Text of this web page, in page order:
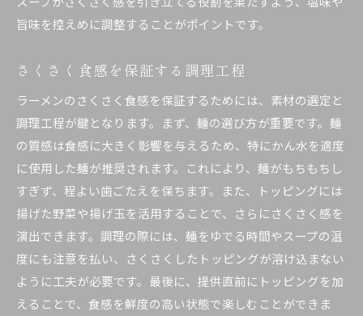
旨味を控えめに調整することがポイントです。
さくさく食感を保証する調理工程
ラーメンのさくさく食感を保証するためには、素材の選定と
調理工程が鍵となります。まず、麺の選び方が重要です。麺
の質感は食感に大きく影響を与えるため、特にかん水を適度
に使用した麺が推奨されます。これにより、麺がもちもちし
すぎず、程よい歯ごたえを保ちます。また、トッピングには
揚げた野菜や揚げ玉を活用することで、さらにさくさく感を
演出できます。調理の際には、麺をゆでる時間やスープの温
度にも注意を払い、さくさくしたトッピングが溶け込まない
ように工夫が必要です。最後に、提供直前にトッピングを加
えることで、食感を鮮度の高い状態で楽しむことができま